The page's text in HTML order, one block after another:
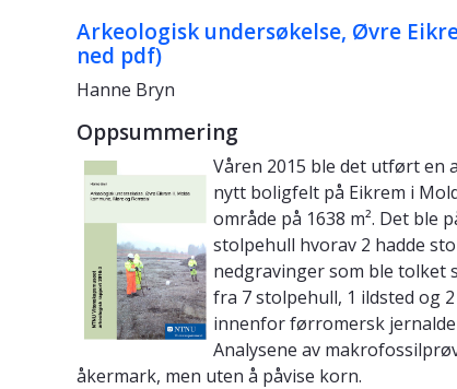
Arkeologisk undersøkelse, Øvre
ned pdf)
Hanne Bryn
Oppsummering
Våren 2015 ble det utført en
nytt boligfelt på Eikrem i
område på 1638 m². Det
stolpehull hvorav 2 hadde
nedgravinger som ble tolket
fra 7 stolpehull, 1 ildsted og
innenfor førromersk
Analysene av
åkermark, men uten å påvise korn.